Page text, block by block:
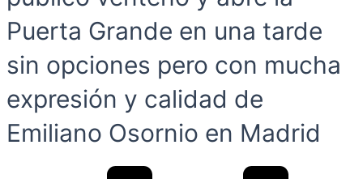
Puerta Grande en una tarde
sin opciones pero con mucha
expresión y calidad de
Emiliano Osornio en Madrid